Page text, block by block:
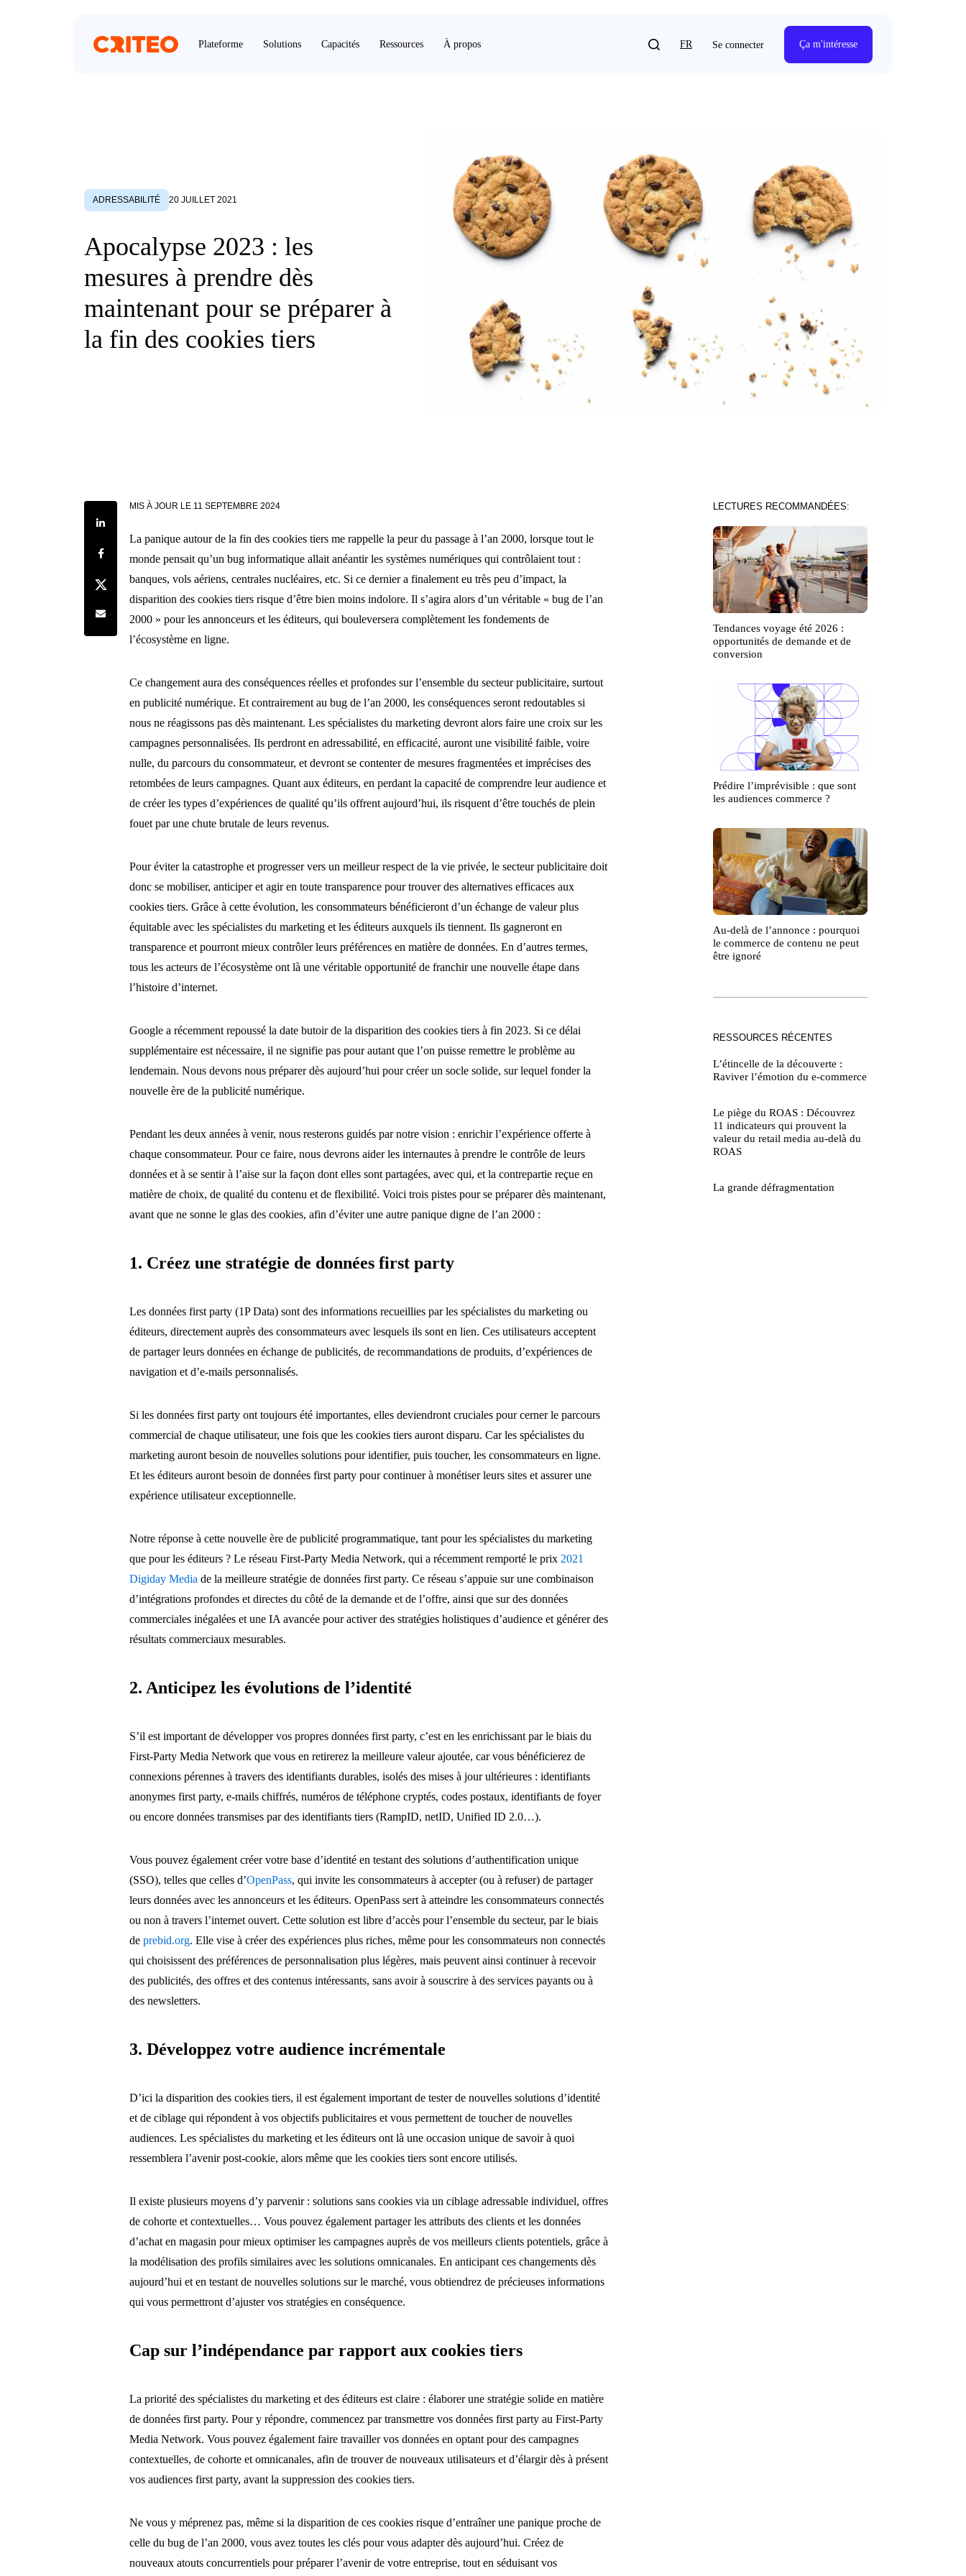
Plateforme Solutions Capacités Ressources À propos FR Se connecter Ça m'intéresse
ADRESSABILITÉ 20 JUILLET 2021
Apocalypse 2023 : les
mesures à prendre dès
maintenant pour se préparer à
la fin des cookies tiers
Share on LinkedIn
Share on Facebook
Share on Twitter
Share by e-mail
MIS À JOUR LE 11 SEPTEMBRE 2024
La panique autour de la fin des cookies tiers me rappelle la peur du passage à l’an 2000, lorsque tout le
monde pensait qu’un bug informatique allait anéantir les systèmes numériques qui contrôlaient tout :
banques, vols aériens, centrales nucléaires, etc. Si ce dernier a finalement eu très peu d’impact, la
disparition des cookies tiers risque d’être bien moins indolore. Il s’agira alors d’un véritable « bug de l’an
2000 » pour les annonceurs et les éditeurs, qui bouleversera complètement les fondements de
l’écosystème en ligne.
Ce changement aura des conséquences réelles et profondes sur l’ensemble du secteur publicitaire, surtout
en publicité numérique. Et contrairement au bug de l’an 2000, les conséquences seront redoutables si
nous ne réagissons pas dès maintenant. Les spécialistes du marketing devront alors faire une croix sur les
campagnes personnalisées. Ils perdront en adressabilité, en efficacité, auront une visibilité faible, voire
nulle, du parcours du consommateur, et devront se contenter de mesures fragmentées et imprécises des
retombées de leurs campagnes. Quant aux éditeurs, en perdant la capacité de comprendre leur audience et
de créer les types d’expériences de qualité qu’ils offrent aujourd’hui, ils risquent d’être touchés de plein
fouet par une chute brutale de leurs revenus.
Pour éviter la catastrophe et progresser vers un meilleur respect de la vie privée, le secteur publicitaire doit
donc se mobiliser, anticiper et agir en toute transparence pour trouver des alternatives efficaces aux
cookies tiers. Grâce à cette évolution, les consommateurs bénéficieront d’un échange de valeur plus
équitable avec les spécialistes du marketing et les éditeurs auxquels ils tiennent. Ils gagneront en
transparence et pourront mieux contrôler leurs préférences en matière de données. En d’autres termes,
tous les acteurs de l’écosystème ont là une véritable opportunité de franchir une nouvelle étape dans
l’histoire d’internet.
Google a récemment repoussé la date butoir de la disparition des cookies tiers à fin 2023. Si ce délai
supplémentaire est nécessaire, il ne signifie pas pour autant que l’on puisse remettre le problème au
lendemain. Nous devons nous préparer dès aujourd’hui pour créer un socle solide, sur lequel fonder la
nouvelle ère de la publicité numérique.
Pendant les deux années à venir, nous resterons guidés par notre vision : enrichir l’expérience offerte à
chaque consommateur. Pour ce faire, nous devrons aider les internautes à prendre le contrôle de leurs
données et à se sentir à l’aise sur la façon dont elles sont partagées, avec qui, et la contrepartie reçue en
matière de choix, de qualité du contenu et de flexibilité. Voici trois pistes pour se préparer dès maintenant,
avant que ne sonne le glas des cookies, afin d’éviter une autre panique digne de l’an 2000 :
1. Créez une stratégie de données first party
Les données first party (1P Data) sont des informations recueillies par les spécialistes du marketing ou
éditeurs, directement auprès des consommateurs avec lesquels ils sont en lien. Ces utilisateurs acceptent
de partager leurs données en échange de publicités, de recommandations de produits, d’expériences de
navigation et d’e-mails personnalisés.
Si les données first party ont toujours été importantes, elles deviendront cruciales pour cerner le parcours
commercial de chaque utilisateur, une fois que les cookies tiers auront disparu. Car les spécialistes du
marketing auront besoin de nouvelles solutions pour identifier, puis toucher, les consommateurs en ligne.
Et les éditeurs auront besoin de données first party pour continuer à monétiser leurs sites et assurer une
expérience utilisateur exceptionnelle.
Notre réponse à cette nouvelle ère de publicité programmatique, tant pour les spécialistes du marketing
que pour les éditeurs ? Le réseau First-Party Media Network, qui a récemment remporté le prix 2021
Digiday Media de la meilleure stratégie de données first party. Ce réseau s’appuie sur une combinaison
d’intégrations profondes et directes du côté de la demande et de l’offre, ainsi que sur des données
commerciales inégalées et une IA avancée pour activer des stratégies holistiques d’audience et générer des
résultats commerciaux mesurables.
2. Anticipez les évolutions de l’identité
S’il est important de développer vos propres données first party, c’est en les enrichissant par le biais du
First-Party Media Network que vous en retirerez la meilleure valeur ajoutée, car vous bénéficierez de
connexions pérennes à travers des identifiants durables, isolés des mises à jour ultérieures : identifiants
anonymes first party, e-mails chiffrés, numéros de téléphone cryptés, codes postaux, identifiants de foyer
ou encore données transmises par des identifiants tiers (RampID, netID, Unified ID 2.0…).
Vous pouvez également créer votre base d’identité en testant des solutions d’authentification unique
(SSO), telles que celles d’OpenPass, qui invite les consommateurs à accepter (ou à refuser) de partager
leurs données avec les annonceurs et les éditeurs. OpenPass sert à atteindre les consommateurs connectés
ou non à travers l’internet ouvert. Cette solution est libre d’accès pour l’ensemble du secteur, par le biais
deprebid.org. Elle vise à créer des expériences plus riches, même pour les consommateurs non connectés
qui choisissent des préférences de personnalisation plus légères, mais peuvent ainsi continuer à recevoir
des publicités, des offres et des contenus intéressants, sans avoir à souscrire à des services payants ou à
des newsletters.
3. Développez votre audience incrémentale
D’ici la disparition des cookies tiers, il est également important de tester de nouvelles solutions d’identité
et de ciblage qui répondent à vos objectifs publicitaires et vous permettent de toucher de nouvelles
audiences. Les spécialistes du marketing et les éditeurs ont là une occasion unique de savoir à quoi
ressemblera l’avenir post-cookie, alors même que les cookies tiers sont encore utilisés.
Il existe plusieurs moyens d’y parvenir : solutions sans cookies via un ciblage adressable individuel, offres
de cohorte et contextuelles… Vous pouvez également partager les attributs des clients et les données
d’achat en magasin pour mieux optimiser les campagnes auprès de vos meilleurs clients potentiels, grâce à
la modélisation des profils similaires avec les solutions omnicanales. En anticipant ces changements dès
aujourd’hui et en testant de nouvelles solutions sur le marché, vous obtiendrez de précieuses informations
qui vous permettront d’ajuster vos stratégies en conséquence.
Cap sur l’indépendance par rapport aux cookies tiers
La priorité des spécialistes du marketing et des éditeurs est claire : élaborer une stratégie solide en matière
de données first party. Pour y répondre, commencez par transmettre vos données first party au First-Party
Media Network. Vous pouvez également faire travailler vos données en optant pour des campagnes
contextuelles, de cohorte et omnicanales, afin de trouver de nouveaux utilisateurs et d’élargir dès à présent
vos audiences first party, avant la suppression des cookies tiers.
Ne vous y méprenez pas, même si la disparition de ces cookies risque d’entraîner une panique proche de
celle du bug de l’an 2000, vous avez toutes les clés pour vous adapter dès aujourd’hui. Créez de
nouveaux atouts concurrentiels pour préparer l’avenir de votre entreprise, tout en séduisant vos
LECTURES RECOMMANDÉES:
Tendances voyage été 2026 :
opportunités de demande et de
conversion
Prédire l’imprévisible : que sont
les audiences commerce ?
Au-delà de l’annonce : pourquoi
le commerce de contenu ne peut
être ignoré
RESSOURCES RÉCENTES
L’étincelle de la découverte :
Raviver l’émotion du e-commerce
Le piège du ROAS : Découvrez
11 indicateurs qui prouvent la
valeur du retail media au-delà du
ROAS
La grande défragmentation